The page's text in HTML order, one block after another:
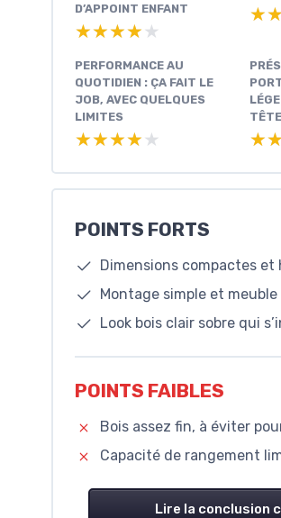
D’APPOINT ENFANT
★★★★★
★★★★★
PERFORMANCE AU
QUOTIDIEN : ÇA FAIT LE
JOB, AVEC QUELQUES
LIMITES
★★★★★
★★★★★
TÊTE
POINTS FORTS
Dimensions compactes
Montage simple et
Look bois clair sobre qui
POINTS FAIBLES
Bois assez fin, à éviter
Capacité de rangement
Lire la conclusion